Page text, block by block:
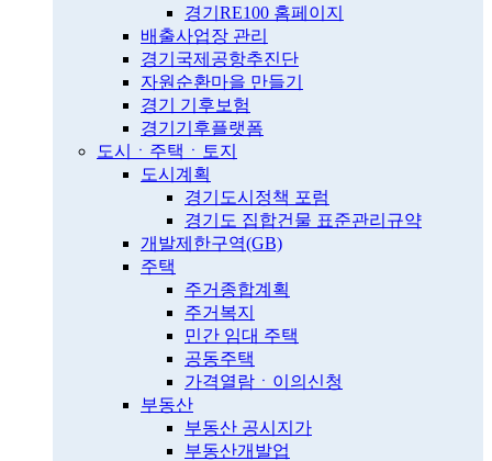
경기RE100 홈페이지
배출사업장 관리
경기국제공항추진단
자원순환마을 만들기
경기 기후보험
경기기후플랫폼
도시ㆍ주택ㆍ토지
도시계획
경기도시정책 포럼
경기도 집합건물 표준관리규약
개발제한구역(GB)
주택
주거종합계획
주거복지
민간 임대 주택
공동주택
가격열람ㆍ이의신청
부동산
부동산 공시지가
부동산개발업